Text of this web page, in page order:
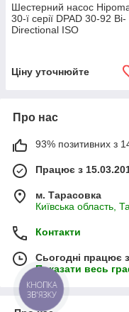
Шестерний насос
30-ї серії DPAD 30-92 Bi-
Directional ISO
Ціну уточнюйте
Про нас
93% позитивних з 14
Працює з
м. Тарасовка
Київська область,
Контакти
Сьогодні працює
Показати весь
КНОПКА
ЗВ'ЯЗКУ